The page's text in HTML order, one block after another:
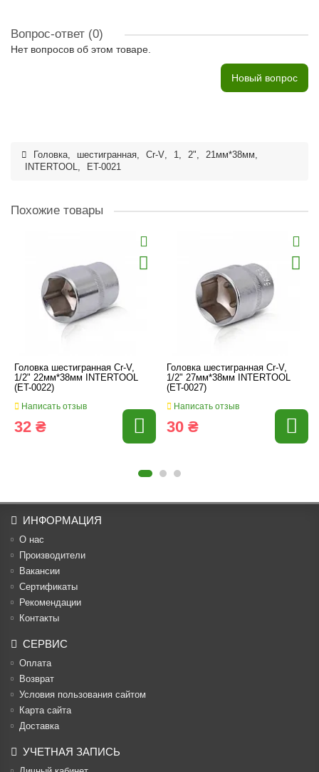
Вопрос-ответ (0)
Нет вопросов об этом товаре.
Новый вопрос
Головка, шестигранная, Cr-V, 1, 2", 21мм*38мм,
INTERTOOL, ET-0021
Похожие товары
Головка шестигранная Cr-V,
1/2" 22мм*38мм INTERTOOL
(ET-0022)
Написать отзыв
32 ₴
Головка шестигранная Cr-V,
1/2" 27мм*38мм INTERTOOL
(ET-0027)
Написать отзыв
30 ₴
ИНФОРМАЦИЯ
О нас
Производители
Вакансии
Cертификаты
Рекомендации
Контакты
СЕРВИС
Оплата
Возврат
Условия пользования сайтом
Карта сайта
Доставка
УЧЕТНАЯ ЗАПИСЬ